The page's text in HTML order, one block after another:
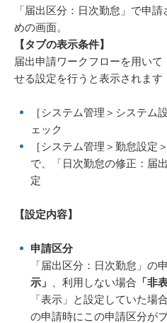
「届出区分：日次勤怠」で申
めの画面。
【タブの表示条件】
届出申請ワークフローを用い
せる設定を行うと表示されます
［システム管理＞システム
ェック
［システム管理＞勤怠設定
で、「日次勤怠の修正：届
定
【設定内容】
申請区分
「届出区分：日次勤怠」の
示」
、利用しない場合 「非
「表示」と設定していた場
の申請時にこの申請区分が